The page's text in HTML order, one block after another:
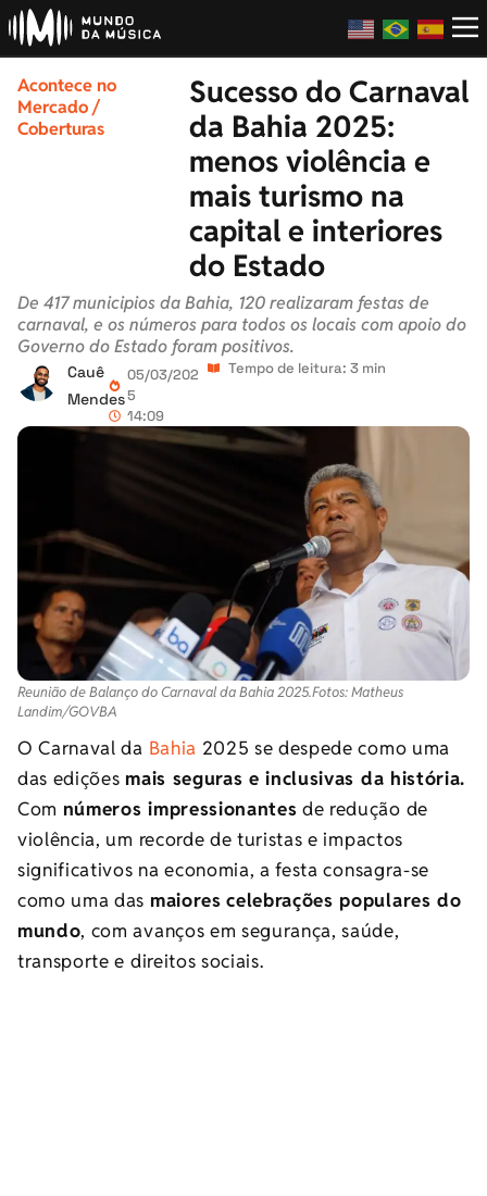
Acontece no
Mercado/
Coberturas
Sucesso do Carnaval
da Bahia 2025:
menos violência e
mais turismo na
capital e interiores
do Estado
De 417 municipios da Bahia, 120 realizaram festas de
carnaval, e os números para todos os locais com apoio do
Governo do Estado foram positivos.
Cauê
Mendes
05/03/202
5
14:09
Tempo de leitura: 3 min
Reunião de Balanço do Carnaval da Bahia 2025.Fotos: Matheus
Landim/GOVBA
O Carnaval da Bahia 2025 se despede como uma
das edições mais seguras e inclusivas da história.
Com números impressionantes de redução de
violência, um recorde de turistas e impactos
significativos na economia, a festa consagra-se
como uma das maiores celebrações populares do
mundo, com avanços em segurança, saúde,
transporte e direitos sociais.